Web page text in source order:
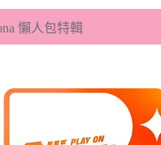
懶人包特輯